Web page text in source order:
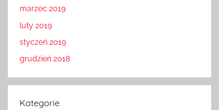
marzec 2019
luty 2019
styczeń 2019
grudzień 2018
Kategorie